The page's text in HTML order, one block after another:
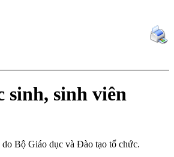
sinh, sinh viên
Bộ Giáo dục và Đào tạo tổ chức.